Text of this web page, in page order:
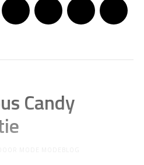
Candy